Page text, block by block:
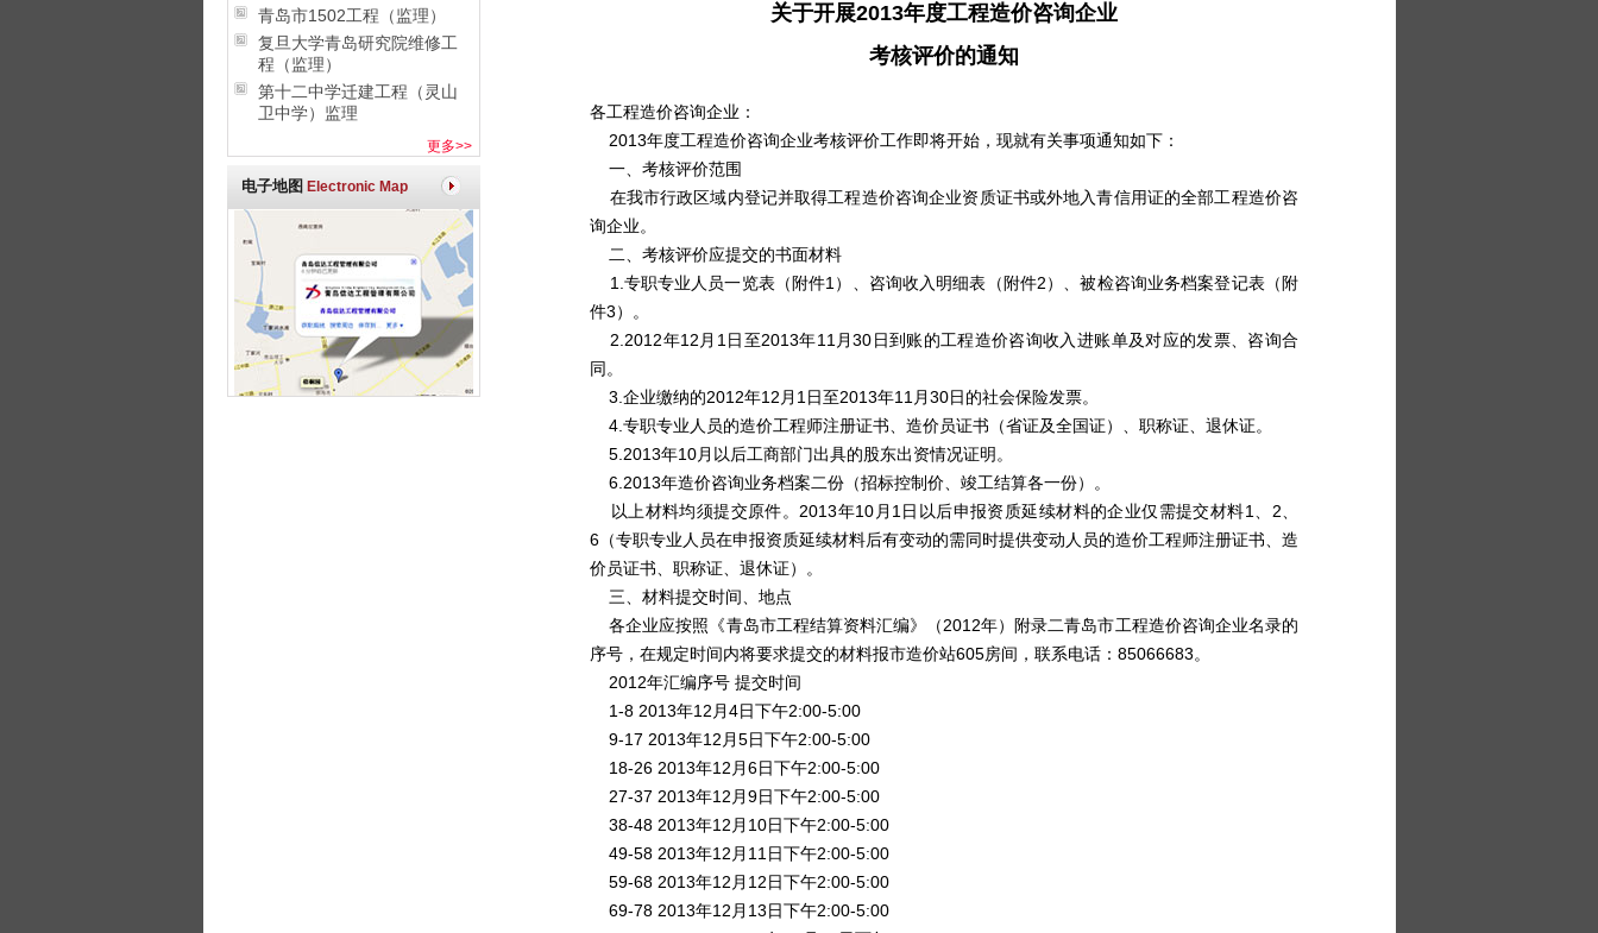
青岛市1502工程（监理）
复旦大学青岛研究院维修工
程（监理）
第十二中学迁建工程（灵山
卫中学）监理
更多>>
电子地图 Electronic Map
关于开展2013年度工程造价咨询企业
考核评价的通知
各工程造价咨询企业：
2013年度工程造价咨询企业考核评价工作即将开始，现就有关事项通知如下：
一、考核评价范围
在我市行政区域内登记并取得工程造价咨询企业资质证书或外地入青信用证的全部工程造价咨
询企业。
二、考核评价应提交的书面材料
1.专职专业人员一览表（附件1）、咨询收入明细表（附件2）、被检咨询业务档案登记表（附
件3）。
2.2012年12月1日至2013年11月30日到账的工程造价咨询收入进账单及对应的发票、咨询合
同。
3.企业缴纳的2012年12月1日至2013年11月30日的社会保险发票。
4.专职专业人员的造价工程师注册证书、造价员证书（省证及全国证）、职称证、退休证。
5.2013年10月以后工商部门出具的股东出资情况证明。
6.2013年造价咨询业务档案二份（招标控制价、竣工结算各一份）。
以上材料均须提交原件。2013年10月1日以后申报资质延续材料的企业仅需提交材料1、2、
6（专职专业人员在申报资质延续材料后有变动的需同时提供变动人员的造价工程师注册证书、造
价员证书、职称证、退休证）。
三、材料提交时间、地点
各企业应按照《青岛市工程结算资料汇编》（2012年）附录二青岛市工程造价咨询企业名录的
序号，在规定时间内将要求提交的材料报市造价站605房间，联系电话：85066683。
2012年汇编序号 提交时间
1-8 2013年12月4日下午2:00-5:00
9-17 2013年12月5日下午2:00-5:00
18-26 2013年12月6日下午2:00-5:00
27-37 2013年12月9日下午2:00-5:00
38-48 2013年12月10日下午2:00-5:00
49-58 2013年12月11日下午2:00-5:00
59-68 2013年12月12日下午2:00-5:00
69-78 2013年12月13日下午2:00-5:00